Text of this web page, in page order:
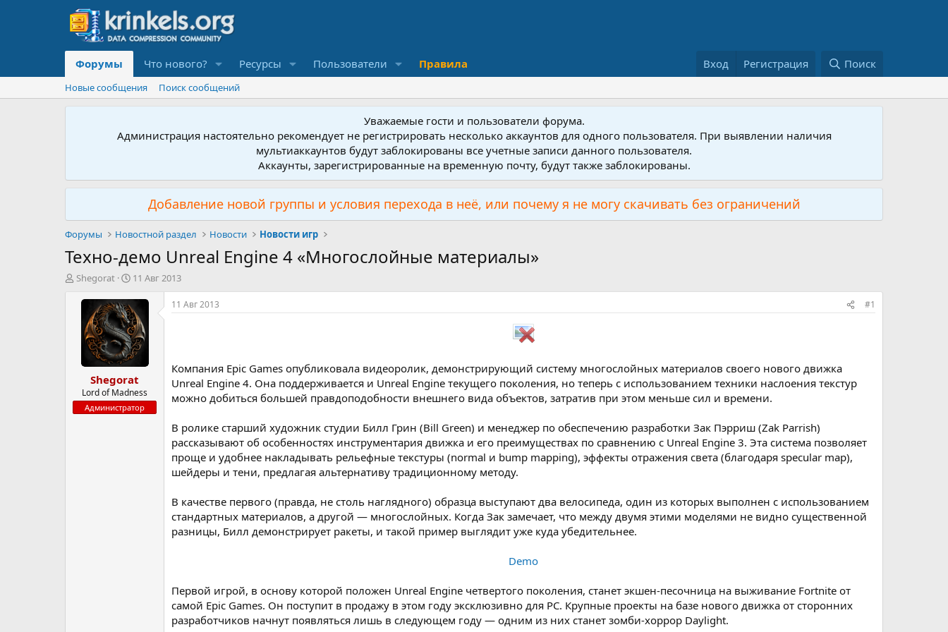
Форумы Что нового? Ресурсы Пользователи Правила Вход Регистрация Поиск
Новые сообщения Поиск сообщений
Уважаемые гости и пользователи форума.
Администрация настоятельно рекомендует не регистрировать несколько аккаунтов для одного пользователя. При выявлении наличия
мультиаккаунтов будут заблокированы все учетные записи данного пользователя.
Аккаунты, зарегистрированные на временную почту, будут также заблокированы.
Добавление новой группы и условия перехода в неё, или почему я не могу скачивать без ограничений
Форумы Новостной раздел Новости Новости игр
Техно-демо Unreal Engine 4 «Многослойные материалы»
А
м
Shegorat
Д
т
а
н
а
ч
а
л
а
11 Авг 2013
Shegorat
Lord of Madness
Администратор
11 Авг 2013 #1
Компания Epic Games опубликовала видеоролик, демонстрирующий систему многослойных материалов своего нового движка
Unreal Engine 4. Она поддерживается и Unreal Engine текущего поколения, но теперь с использованием техники наслоения текстур
можно добиться большей правдоподобности внешнего вида объектов, затратив при этом меньше сил и времени.
В ролике старший художник студии Билл Грин (Bill Green) и менеджер по обеспечению разработки Зак Пэрриш (Zak Parrish)
рассказывают об особенностях инструментария движка и его преимуществах по сравнению с Unreal Engine 3. Эта система позволяет
проще и удобнее накладывать рельефные текстуры (normal и bump mapping), эффекты отражения света (благодаря specular map),
шейдеры и тени, предлагая альтернативу традиционному методу.
В качестве первого (правда, не столь наглядного) образца выступают два велосипеда, один из которых выполнен с использованием
стандартных материалов, а другой — многослойных. Когда Зак замечает, что между двумя этими моделями не видно существенной
разницы, Билл демонстрирует ракеты, и такой пример выглядит уже куда убедительнее.
Demo
Первой игрой, в основу которой положен Unreal Engine четвертого поколения, станет экшен-песочница на выживание Fortnite от
самой Epic Games. Он поступит в продажу в этом году эксклюзивно для PC. Крупные проекты на базе нового движка от сторонних
разработчиков начнут появляться лишь в следующем году — одним из них станет зомби-хоррор Daylight.